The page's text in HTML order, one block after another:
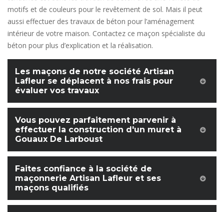
motifs et de couleurs pour le revêtement de sol. Mais il peut
aussi effectuer des travaux de béton pour l’aménagement
intérieur de votre maison. Contactez ce maçon spécialiste du
béton pour plus d’explication et la réalisation.
Les maçons de notre société Artisan
Lafleur se déplacent à nos frais pour
évaluer vos travaux
Vous pouvez parfaitement parvenir à
effectuer la construction d'un muret à
Gouaux De Larboust
Faites confiance à la société de
maçonnerie Artisan Lafleur et ses
maçons qualifiés